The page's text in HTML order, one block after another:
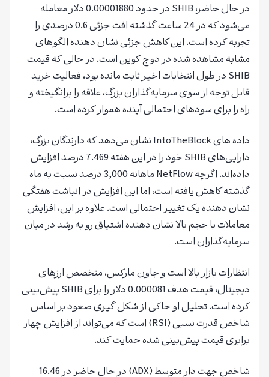
در حال حاضر، SHIB در حدود 0.00001880 دلار معامله
می‌شود که در 24 ساعت گذشته افت جزئی 0.6 درصدی را
تجربه کرده است. این کاهش جزئی نشان دهنده الگوهای
مشابه مشاهده شده در دوج کوین است. در حالی که قیمت
SHIB در طول انتخابات اخیر ثابت مانده بود، فعالیت خرید
قابل توجه از سوی سرمایه‌گذاران بزرگ، علاقه را برانگیخته و
راه را برای سودهای احتمالی آینده هموار کرده است.
داده های IntoTheBlock نشان می‌دهد که دارندگان بزرگ،
دارایی‌های SHIB خود را در این هفته 7.469 درصد افزایش
داده‌اند. اگرچه NetFlow ماهانه 3,000 درصد نسبت به ماه
گذشته کاهش یافته است، اما این افزایش در انباشت هفتگی
نشان دهنده یک تغییر احتمالی است. علاوه بر این، افزایش
معاملات با حجم بالا نشان دهنده اشتیاق رو به رشد در میان
سرمایه‌گذاران است.
انتظارات بازار بالا است و جاون مارکس، متخصص ارزهای
دیجیتال، قیمت هدف 0.000081 دلار را برای SHIB پیش‌بینی
کرده است. تحلیل او حاکی از شکل گیری صعود بر اساس
شاخص قدرت نسبی (RSI) است که می‌تواند از افزایش چهار
برابری قیمت پیش‌بینی شده حمایت کند.
شاخص جهت دار متوسط ​​(ADX) در حال حاضر در 16.46